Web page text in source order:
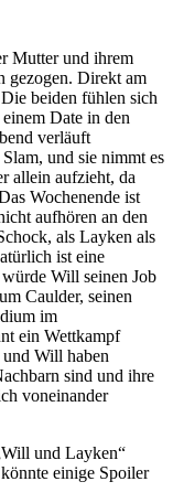
Mutter und ihrem
gezogen. Direkt am
beiden fühlen sich
Date in den
verläuft
und sie nimmt es
allein aufzieht, da
Wochenende ist
aufhören an den
als Layken als
ist eine
Will seinen Job
Caulder, seinen
im
ein Wettkampf
Will haben
sind und ihre
voneinander
und Layken“
einige Spoiler